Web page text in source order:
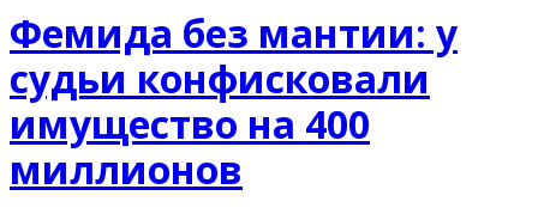
Фемида без мантии: у
судьи конфисковали
имущество на 400
миллионов